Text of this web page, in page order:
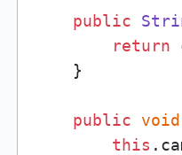
public
return
    }
public void
this .